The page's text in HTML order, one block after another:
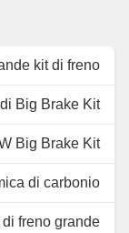
in
TUV,
kit di freno
Big Brake Kit
Big Brake Kit
di carbonio
freno grande